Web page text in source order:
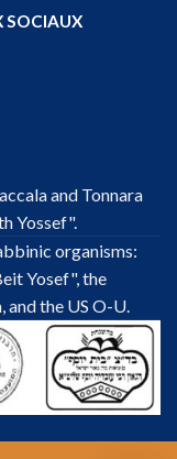
SOCIAUX
and Tonnara
Yossef".
organisms:
Yosef", the
the US O-U.